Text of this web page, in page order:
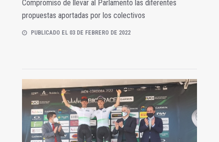
Compromiso de llevar al Parlamento las diferentes
propuestas aportadas por los colectivos
PUBLICADO EL 03 DE FEBRERO DE 2022